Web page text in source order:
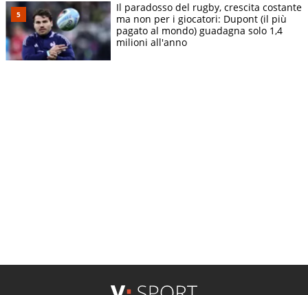
Il paradosso del rugby, crescita costante
ma non per i giocatori: Dupont (il più
pagato al mondo) guadagna solo 1,4
milioni all'anno